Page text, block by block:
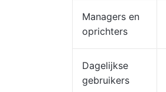
Managers en
oprichters
Dagelijkse
gebruikers